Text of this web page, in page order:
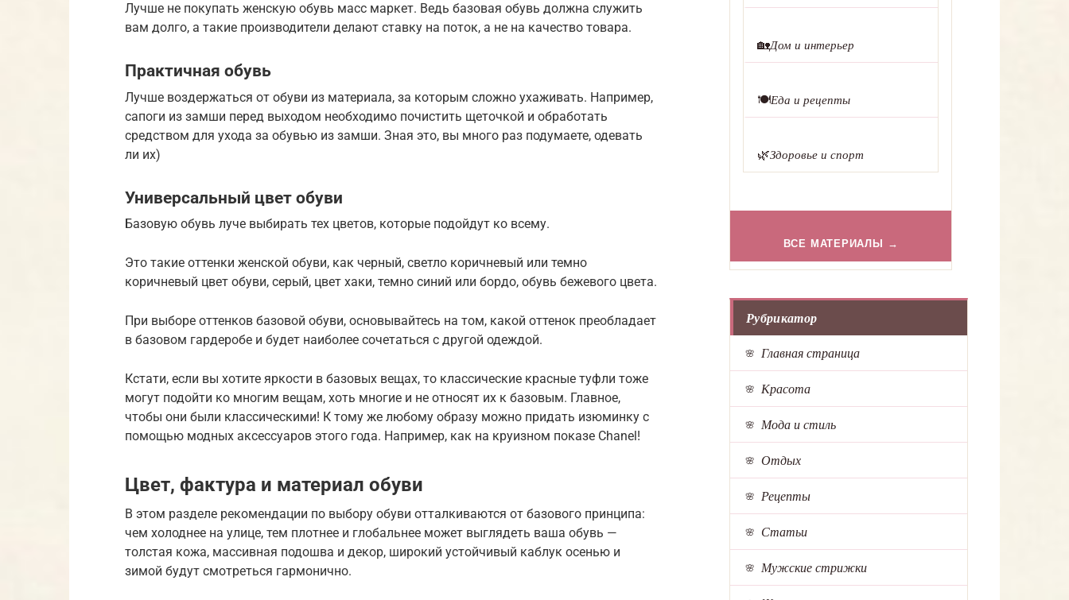
Лучше не покупать женскую обувь масс маркет. Ведь базовая обувь должна служить
вам долго, а такие производители делают ставку на поток, а не на качество товара.
Практичная обувь
Лучше воздержаться от обуви из материала, за которым сложно ухаживать. Например,
сапоги из замши перед выходом необходимо почистить щеточкой и обработать
средством для ухода за обувью из замши. Зная это, вы много раз подумаете, одевать
ли их)
Универсальный цвет обуви
Базовую обувь луче выбирать тех цветов, которые подойдут ко всему.
Это такие оттенки женской обуви, как черный, светло коричневый или темно
коричневый цвет обуви, серый, цвет хаки, темно синий или бордо, обувь бежевого цвета.
При выборе оттенков базовой обуви, основывайтесь на том, какой оттенок преобладает
в базовом гардеробе и будет наиболее сочетаться с другой одеждой.
Кстати, если вы хотите яркости в базовых вещах, то классические красные туфли тоже
могут подойти ко многим вещам, хоть многие и не относят их к базовым. Главное,
чтобы они были классическими! К тому же любому образу можно придать изюминку с
помощью модных аксессуаров этого года. Например, как на круизном показе Chanel!
Цвет, фактура и материал обуви
В этом разделе рекомендации по выбору обуви отталкиваются от базового принципа:
чем холоднее на улице, тем плотнее и глобальнее может выглядеть ваша обувь —
толстая кожа, массивная подошва и декор, широкий устойчивый каблук осенью и
зимой будут смотреться гармонично.
🏡Дом и интерьер
🍽️Еда и рецепты
🌿Здоровье и спорт
ВСЕ МАТЕРИАЛЫ →
Рубрикатор
Главная страница
Красота
Мода и стиль
Отдых
Рецепты
Статьи
Мужские стрижки